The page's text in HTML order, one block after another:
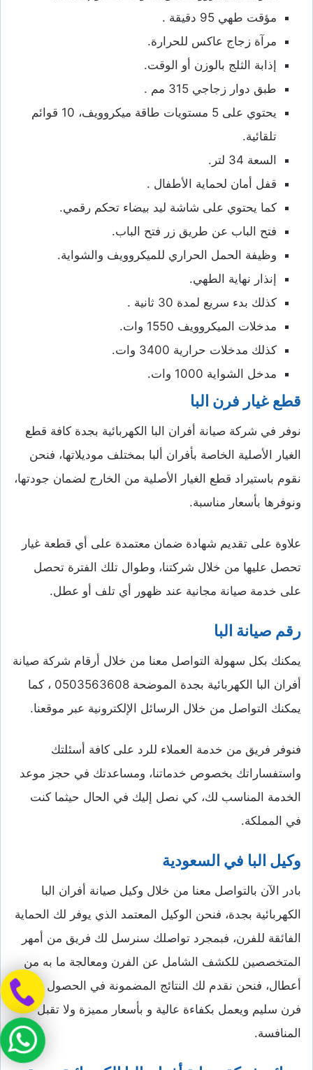
مؤقت طهي 95 دقيقة .
مرآة زجاج عاكس للحرارة.
إذابة الثلج بالوزن أو الوقت.
طبق دوار زجاجي 315 مم .
يحتوي على 5 مستويات طاقة ميكروويف، 10 قوائم
تلقائية.
السعة 34 لتر.
قفل أمان لحماية الأطفال .
كما يحتوي على شاشة ليد بيضاء تحكم رقمي.
فتح الباب عن طريق زر فتح الباب.
وظيفة الحمل الحراري للميكروويف والشواية.
إنذار نهاية الطهي.
كذلك بدء سريع لمدة 30 ثانية .
مدخلات الميكروويف 1550 وات.
كذلك مدخلات حرارية 3400 وات.
مدخل الشواية 1000 وات.
قطع غيار فرن البا
نوفر في شركة صيانة أفران البا الكهربائية بجدة كافة قطع
الغيار الأصلية الخاصة بأفران ألبا بمختلف موديلاتها، فنحن
نقوم باستيراد قطع الغيار الأصلية من الخارج لضمان جودتها،
ونوفرها بأسعار مناسبة.
علاوة على تقديم شهادة ضمان معتمدة على أي قطعة غيار
تحصل عليها من خلال شركتنا، وطوال تلك الفترة تحصل
على خدمة صيانة مجانية عند ظهور أي تلف أو عطل.
رقم صيانة البا
يمكنك بكل سهولة التواصل معنا من خلال أرقام شركة صيانة
أفران البا الكهربائية بجدة الموضحة 0503563608 ، كما
يمكنك التواصل من خلال الرسائل الإلكترونية عبر موقعنا.
فنوفر فريق من خدمة العملاء للرد على كافة أسئلتك
واستفساراتك بخصوص خدماتنا، ومساعدتك في حجز موعد
الخدمة المناسب لك، كي نصل إليك في الحال حيثما كنت
في المملكة.
وكيل البا في السعودية
بادر الآن بالتواصل معنا من خلال وكيل صيانة أفران البا
الكهربائية بجدة، فنحن الوكيل المعتمد الذي يوفر لك الحماية
الفائقة للفرن، فبمجرد تواصلك سنرسل لك فريق من أمهر
المتخصصين للكشف الشامل عن الفرن ومعالجة ما به من
أعطال، فنحن نقدم لك النتائج المضمونة في الحصول على
فرن سليم ويعمل بكفاءة عالية و بأسعار مميزة ولا تقبل
المنافسة.